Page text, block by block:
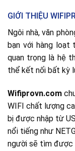
GIỚI THIỆU
Ngôi nhà, văn
bạn với hàng loạt
quan trọng là hệ
thể kết nối bất kỳ
Wifiprovn.com
WIFI chất lượng
bị được nhập từ
nổi tiếng như
người sẽ tìm được